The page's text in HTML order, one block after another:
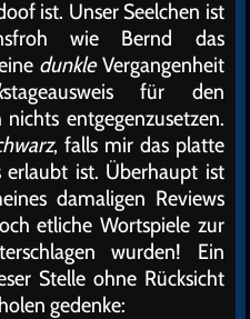
ist. Unser Seelchen ist
wie Bernd das
dunkleVergangenheit
stageausweis für den
entgegenzusetzen.
, falls mir das platte
erlaubt ist. Überhaupt ist
damaligen Reviews
etliche Wortspiele zur
wurden! Ein
Stelle ohne Rücksicht
gedenke: